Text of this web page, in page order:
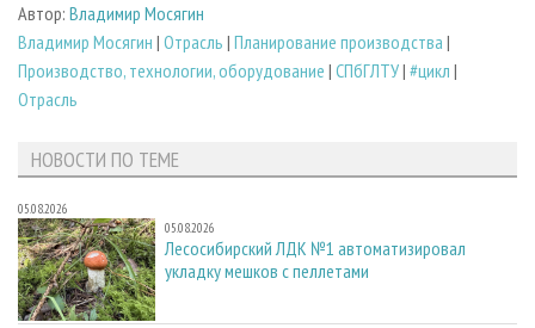
Автор: Владимир Мосягин
Владимир Мосягин | Отрасль | Планирование производства |
Производство, технологии, оборудование | СПбГЛТУ| #цикл |
Отрасль
НОВОСТИ ПО ТЕМЕ
05.08.2026
05.08.2026
Лесосибирский ЛДК №1 автоматизировал
укладку мешков с пеллетами